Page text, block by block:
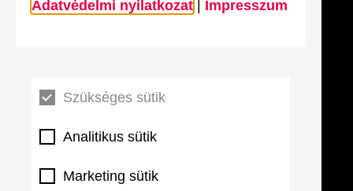
Adatvédelmi nyilatkozat
Impresszum
Szükséges sütik
Analitikus sütik
Marketing sütik